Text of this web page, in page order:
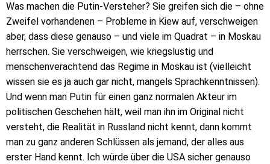
Was machen die Putin-Versteher? Sie greifen sich die – ohne
Zweifel vorhandenen – Probleme in Kiew auf, verschweigen
aber, dass diese genauso – und viele im Quadrat – in Moskau
herrschen. Sie verschweigen, wie kriegslustig und
menschenverachtend das Regime in Moskau ist (vielleicht
wissen sie es ja auch gar nicht, mangels Sprachkenntnissen).
Und wenn man Putin für einen ganz normalen Akteur im
politischen Geschehen hält, weil man ihn im Original nicht
versteht, die Realität in Russland nicht kennt, dann kommt
man zu ganz anderen Schlüssen als jemand, der alles aus
erster Hand kennt. Ich würde über die USA sicher genauso